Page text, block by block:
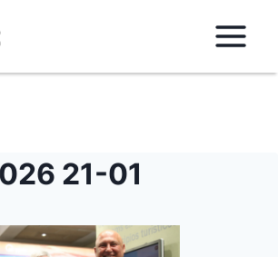
21-01